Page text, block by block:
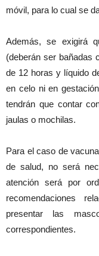
móvil, para lo cual se
Además, se exigirá
(deberán ser bañadas
de 12 horas y líquido
en celo ni en
tendrán que contar
jaulas o mochilas.
Para el caso de
de salud, no será
atención será por
recomendaciones
presentar las
correspondientes.